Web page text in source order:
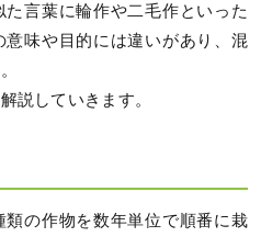
言葉に輪作や二毛作といった
味や目的には違いがあり、混
説していきます。
の作物を数年単位で順番に栽